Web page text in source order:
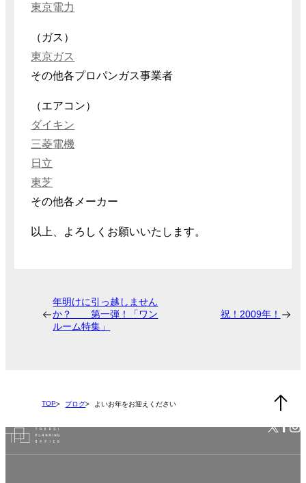
東京電力
（ガス）
東京ガス
その他各プロパンガス事業者
（エアコン）
ダイキン
三菱電機
日立
東芝
その他各メーカー
以上、よろしくお願いいたします。
年明けに引っ越しません
か？ 第一弾！「ワン
ルーム特集」
祝！2009年！
TOP ブログ よいお年をお迎えください